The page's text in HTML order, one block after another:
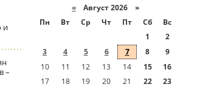
и
–
« Август 2026 »
Пн
Вт Ср Чт Пт Сб
Вс
1
2
3
4 5 6 7 8
9
10
11 12 13 14 15
16
17
18 19 20 21 22
23